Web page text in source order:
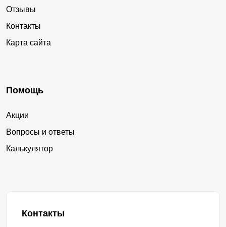
Отзывы
Контакты
Карта сайта
Помощь
Акции
Вопросы и ответы
Калькулятор
Контакты